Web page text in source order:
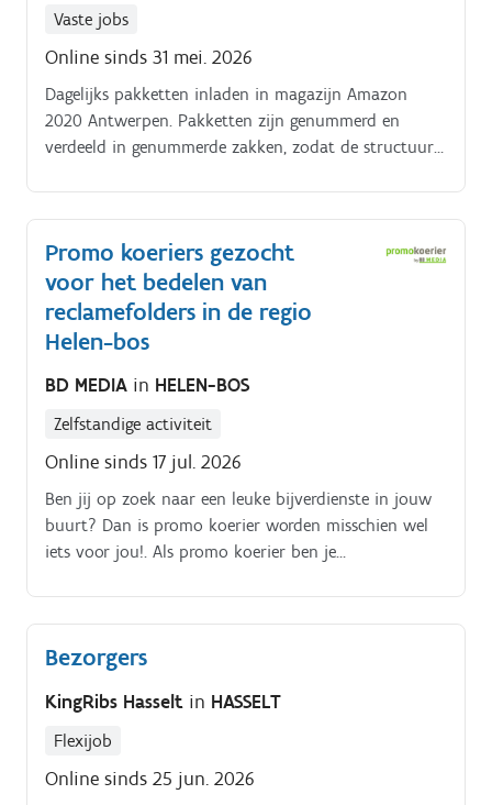
Op die manier kan je het inplannen volgens jouw
bijberoep/hoofdberoep: Wat je hiervoor moet doen
wordt tijdens een gesprek in het dichtstbijzijnde
kantoor of via een videocall gegeven.
Vaste jobs
Online sinds 31 mei. 2026
Dagelijks pakketten inladen in magazijn Amazon
2020 Antwerpen. Pakketten zijn genummerd en
verdeeld in genummerde zakken, zodat de structuur
van de rit communiceren met de dispatcher en
instructies dipatcher opvolgen.
Promo koeriers gezocht
voor het bedelen van
reclamefolders in de regio
Helen-bos
BD MEDIA in HELEN-BOS
Zelfstandige activiteit
Online sinds 17 jul. 2026
Ben jij op zoek naar een leuke bijverdienste in jouw
buurt? Dan is promo koerier worden misschien wel
iets voor jou!. Als promo koerier ben je
Je kiest daarbij zelf hoe je dat doet (met de fiets, te
voet, bromfiets, … ) De folderpakketten moeten
brievenbussen belanden Je kiest binnen die
tijdspanne zelf wanneer je de pakketten rondbrengt
eigen beschikbaarheid De opdracht is in zelfstandig
Bezorgers
KingRibs Hasselt in HASSELT
Flexijob
Online sinds 25 jun. 2026